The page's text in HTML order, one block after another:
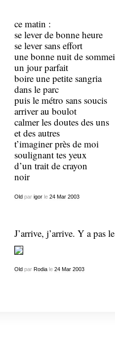
ce matin :
se lever de bonne heure
se lever sans effort
une bonne nuit de
un jour parfait
boire une petite sangria
dans le parc
puis le métro sans soucis
arriver au boulot
calmer les doutes des uns
et des autres
t’imaginer près de moi
soulignant tes yeux
d’un trait de crayon
noir
Oldpar igorle 24 Mar 2003
J’arrive, j’arrive. Y a pas
Oldpar Rodiale 24 Mar 2003